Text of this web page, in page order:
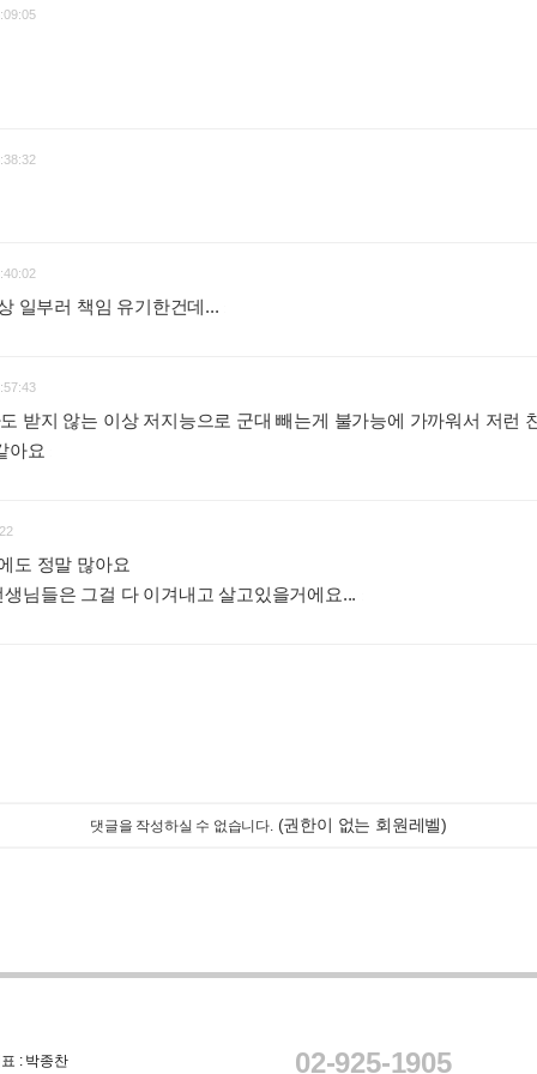
일부러 책임 유기한건데...
받지 않는 이상 저지능으로 군대 빼는게 불가능에 가까워서 저런
아요
도 정말 많아요
님들은 그걸 다 이겨내고 살고있을거에요...
댓글을 작성하실 수 없습니다. (권한이 없는 회원레벨)
: 박종찬
02-925-1905